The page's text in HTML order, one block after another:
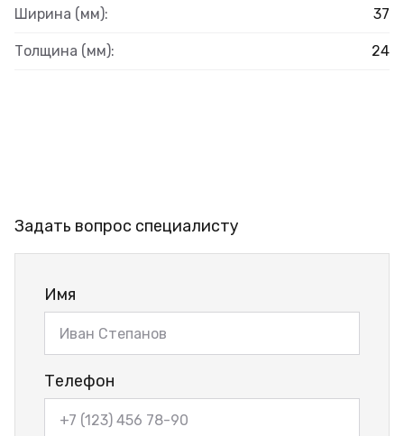
Ширина (мм): 37
Толщина (мм): 24
Задать вопрос специалисту
Имя
Телефон